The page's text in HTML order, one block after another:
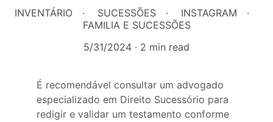
INVENTÁRIO
SUCESSÕES
INSTAGRAM
FAMILIA E SUCESSÕES
5/31/2024
2 min read
É recomendável consultar um advogado
especializado em Direito Sucessório para
redigir e validar um testamento conforme